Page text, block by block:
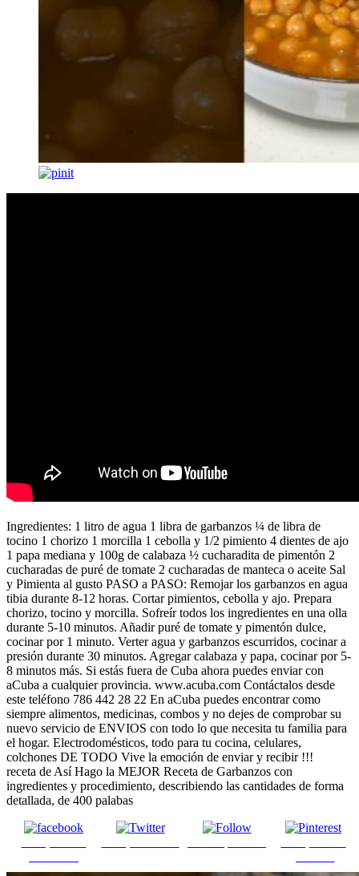
Ingredientes: 1 litro de agua 1 libra de garbanzos ¼ de libra de
tocino 1 chorizo ​​1 morcilla 1 cebolla y 1/2 pimiento 4 dientes de ajo
1 papa mediana y 100g de calabaza ½ cucharadita de pimentón 2
cucharadas de puré de tomate 2 cucharadas de manteca o aceite Sal
y Pimienta al gusto PASO a PASO: Remojar los garbanzos en agua
tibia durante 8-12 horas. Cortar pimientos, cebolla y ajo. Prepara
chorizo, tocino y morcilla. Sofreír todos los ingredientes en una olla
durante 5-10 minutos. Añadir puré de tomate y pimentón dulce,
cocinar por 1 minuto. Verter agua y garbanzos escurridos, cocinar a
presión durante 30 minutos. Agregar calabaza y papa, cocinar por 5-
8 minutos más. Si estás fuera de Cuba ahora puedes enviar con
aCuba a cualquier provincia. www.acuba.com Contáctalos desde
este teléfono 786 442 28 22 En aCuba puedes encontrar como
siempre alimentos, medicinas, combos y no dejes de comprobar su
nuevo servicio de ENVIOS con todo lo que necesita tu familia para
el hogar. Electrodomésticos, todo para tu cocina, celulares,
colchones DE TODO Vive la emoción de enviar y recibir !!!
receta de Así Hago la MEJOR Receta de Garbanzos con
ingredientes y procedimiento, describiendo las cantidades de forma
detallada, de 400 palabas